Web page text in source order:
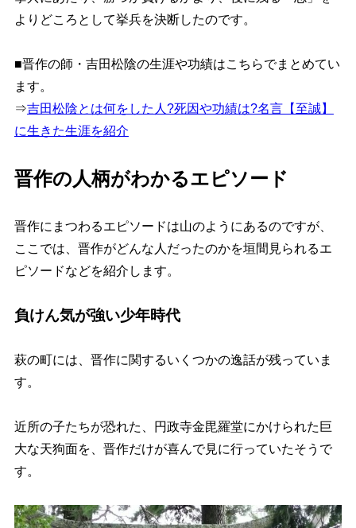
よりどころとして挙兵を決断したのです。
■晋作の師・吉田松陰の生涯や功績はこちらでまとめてい
ます。
⇒吉田松陰とは何をした人?死因や功績は?名言【至誠】
に生きた生涯を紹介
晋作の人柄がわかるエピソード
晋作にまつわるエピソードは山のようにあるのですが、
ここでは、晋作がどんな人だったのかを垣間見られるエ
ピソードなどを紹介します。
負けん気が強い少年時代
萩の町には、晋作に関するいくつかの逸話が残っていま
す。
近所の子たちが恐れた、円政寺金毘羅堂にかけられた巨
大な天狗面を、晋作だけが喜んで見に行っていたそうで
す。